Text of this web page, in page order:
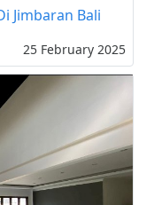
Jimbaran Bali
25 February 2025